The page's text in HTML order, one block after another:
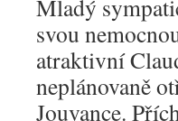
Mladý
svou
atraktivní
neplánovaně
Jouvance.